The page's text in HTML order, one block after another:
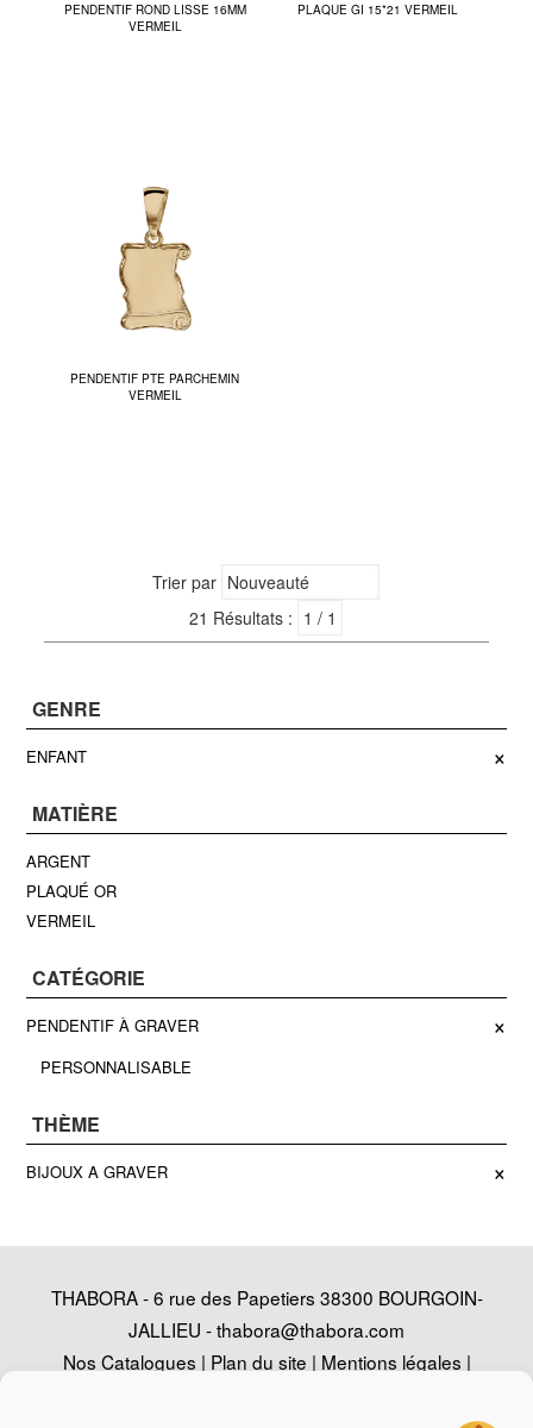
PENDENTIF ROND LISSE 16MM
VERMEIL
PLAQUE GI 15*21 VERMEIL
PENDENTIF PTE PARCHEMIN
VERMEIL
Trier par
21 Résultats :
GENRE
ENFANT ×
MATIÈRE
ARGENT
PLAQUÉ OR
VERMEIL
CATÉGORIE
PENDENTIF À GRAVER ×
PERSONNALISABLE
THÈME
BIJOUX A GRAVER ×
THABORA - 6 rue des Papetiers 38300 BOURGOIN-
JALLIEU -thabora@thabora.com
Nos Catalogues | Plan du site | Mentions légales |